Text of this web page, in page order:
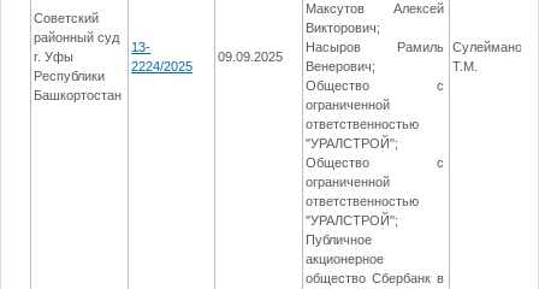
Советский
районный суд
г. Уфы
Республики
Башкортостан
13-
2224/2025
09.09.2025
Максутов Алексей
Викторович;
Насыров Рамиль
Венерович;
Общество с
ограниченной
ответственностью
"УРАЛСТРОЙ";
Общество с
ограниченной
ответственностью
"УРАЛСТРОЙ";
Публичное
акционерное
общество Сбербанк в
Сулейманов
Т.М.